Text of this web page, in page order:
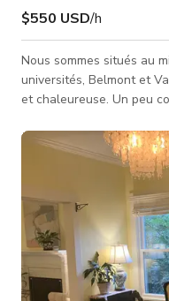
$550 USD/h
Nous sommes situés au
universités, Belmont et
et chaleureuse. Un peu